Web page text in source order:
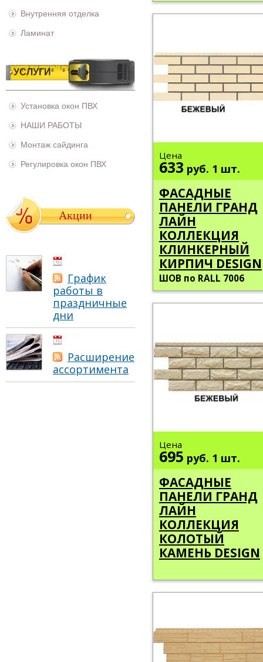
Внутренняя отделка
Ламинат
УСЛУГИ
Установка окон ПВХ
НАШИ РАБОТЫ
Монтаж сайдинга
Регулировка окон ПВХ
Акции
График
работы в
праздничные
дни
Расширение
ассортимента
Цена
633 руб. 1 шт.
ФАСАДНЫЕ
ПАНЕЛИ ГРАНД
ЛАЙН
КОЛЛЕКЦИЯ
КЛИНКЕРНЫЙ
КИРПИЧ DESIGN
ШОВ по RALL 7006
Цена
695 руб. 1 шт.
ФАСАДНЫЕ
ПАНЕЛИ ГРАНД
ЛАЙН
КОЛЛЕКЦИЯ
КОЛОТЫЙ
КАМЕНЬ DESIGN